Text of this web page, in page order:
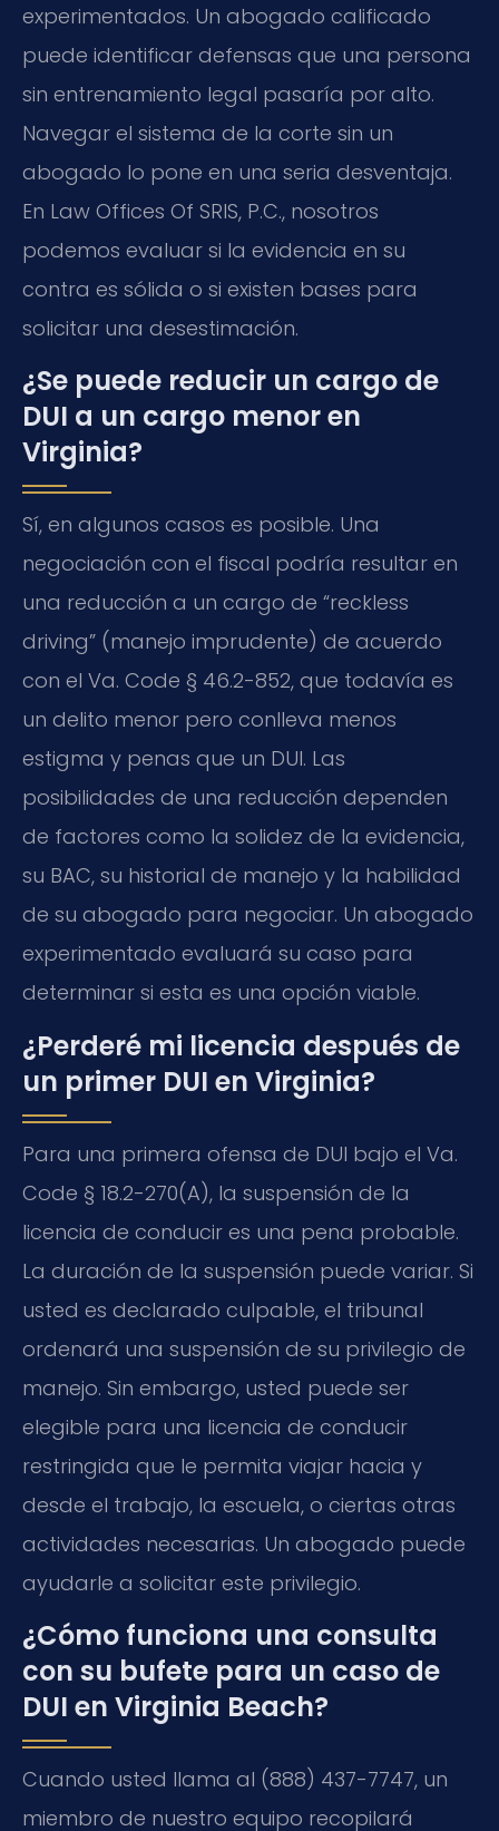
experimentados. Un abogado calificado
puede identificar defensas que una persona
sin entrenamiento legal pasaría por alto.
Navegar el sistema de la corte sin un
abogado lo pone en una seria desventaja.
En Law Offices Of SRIS, P.C., nosotros
podemos evaluar si la evidencia en su
contra es sólida o si existen bases para
solicitar una desestimación.
¿Se puede reducir un cargo de
DUI a un cargo menor en
Virginia?
Sí, en algunos casos es posible. Una
negociación con el fiscal podría resultar en
una reducción a un cargo de “reckless
driving” (manejo imprudente) de acuerdo
con el Va. Code § 46.2-852, que todavía es
un delito menor pero conlleva menos
estigma y penas que un DUI. Las
posibilidades de una reducción dependen
de factores como la solidez de la evidencia,
su BAC, su historial de manejo y la habilidad
de su abogado para negociar. Un abogado
experimentado evaluará su caso para
determinar si esta es una opción viable.
¿Perderé mi licencia después de
un primer DUI en Virginia?
Para una primera ofensa de DUI bajo el Va.
Code § 18.2-270(A), la suspensión de la
licencia de conducir es una pena probable.
La duración de la suspensión puede variar. Si
usted es declarado culpable, el tribunal
ordenará una suspensión de su privilegio de
manejo. Sin embargo, usted puede ser
elegible para una licencia de conducir
restringida que le permita viajar hacia y
desde el trabajo, la escuela, o ciertas otras
actividades necesarias. Un abogado puede
ayudarle a solicitar este privilegio.
¿Cómo funciona una consulta
con su bufete para un caso de
DUI en Virginia Beach?
Cuando usted llama al (888) 437-7747, un
miembro de nuestro equipo recopilará